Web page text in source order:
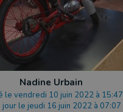
Nadine Urbain
le vendredi 10 juin 2022 à 15:47
jour le jeudi 16 juin 2022 à 07:07